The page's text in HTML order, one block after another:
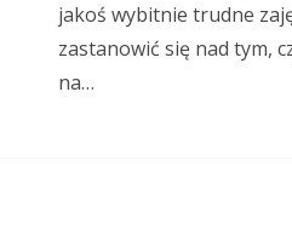
jakoś wybitnie trudne
zastanowić się nad tym,
na…